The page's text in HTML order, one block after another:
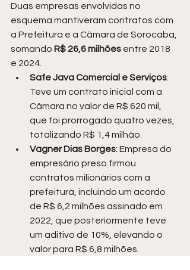
Duas empresas envolvidas no
esquema mantiveram contratos com
a Prefeitura e a Câmara de Sorocaba,
somando R$ 26,6 milhões entre 2018
e 2024.
Safe Java Comercial e Serviços:
Teve um contrato inicial com a
Câmara no valor de R$ 620 mil,
que foi prorrogado quatro vezes,
totalizando R$ 1,4 milhão.
Vagner Dias Borges: Empresa do
empresário preso firmou
contratos milionários com a
prefeitura, incluindo um acordo
de R$ 6,2 milhões assinado em
2022, que posteriormente teve
um aditivo de 10%, elevando o
valor para R$ 6,8 milhões.